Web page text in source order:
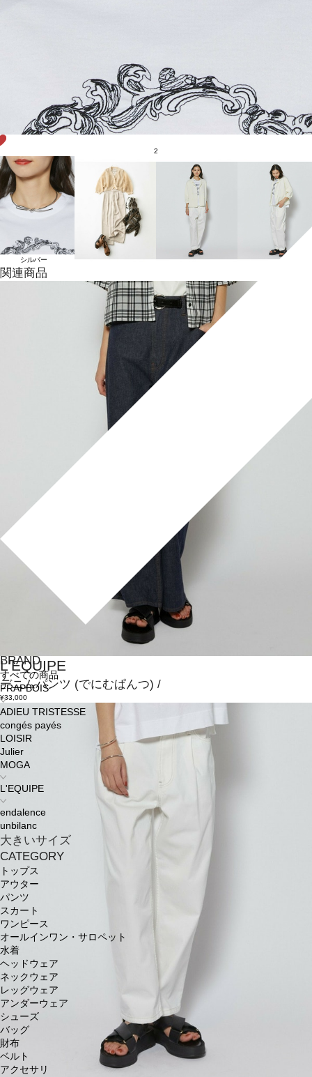
BRAND
すべての商品
FRAPBOIS
ADIEU TRISTESSE
congés payés
LOISIR
Julier
MOGA
L'EQUIPE
endalence
unbilanc
大きいサイズ
CATEGORY
トップス
アウター
パンツ
スカート
ワンピース
オールインワン・サロペット
水着
ヘッドウェア
ネックウェア
レッグウェア
アンダーウェア
シューズ
バッグ
財布
ベルト
アクセサリ
2
シルバー
関連商品
L'EQUIPE
デニムパンツ (でにむぱんつ) /
¥33,000